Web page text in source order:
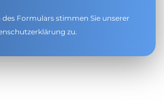
Formulars stimmen Sie unserer
zu.